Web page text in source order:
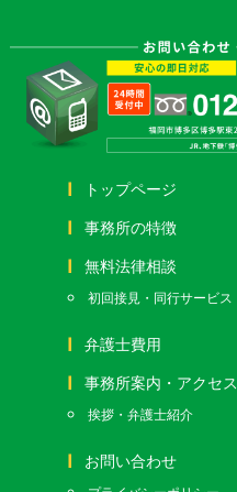
トップページ
事務所の特徴
無料法律相談
初回接見・同行サービス
弁護士費用
事務所案内・アクセス
挨拶・弁護士紹介
お問い合わせ